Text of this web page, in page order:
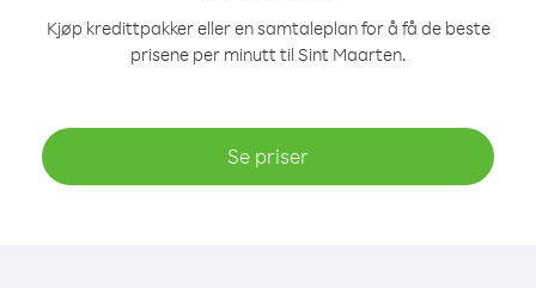
Kjøp kredittpakker eller en samtaleplan for å få de beste
prisene per minutt til Sint Maarten.
Se priser